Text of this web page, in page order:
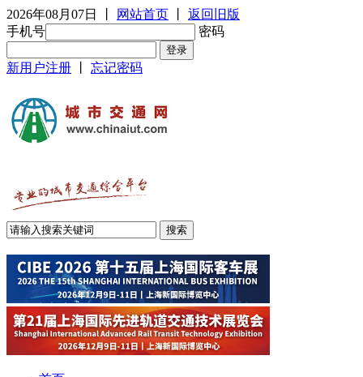
2026年08月07日 网站首页
返回旧版
手机号
密码
新用户注册 忘记密码